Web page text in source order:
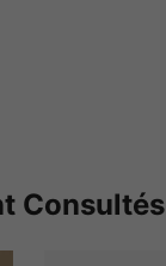
Consultés